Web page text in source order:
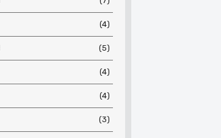
(4)
(5)
(4)
(4)
(3)